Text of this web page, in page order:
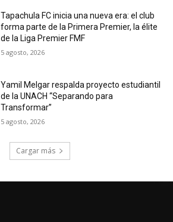
Tapachula FC inicia una nueva era: el club
forma parte de la Primera Premier, la élite
de la Liga Premier FMF
5 agosto, 2026
Yamil Melgar respalda proyecto estudiantil
de la UNACH “Separando para
Transformar”
5 agosto, 2026
Cargar más